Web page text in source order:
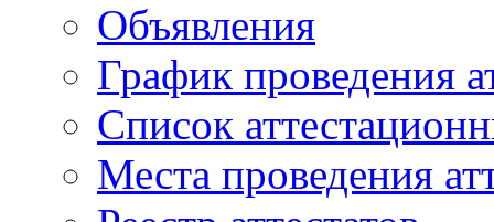
Объявления
График проведения
Список
Места проведения